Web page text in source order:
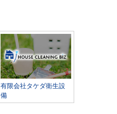
有限会社タケダ衛生設
備